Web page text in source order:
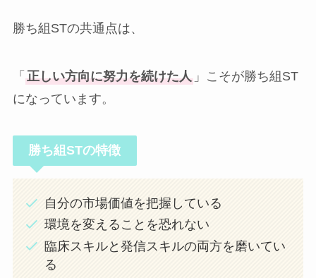
勝ち組STの共通点は、
「 正しい方向に努力を続けた人」こそが勝ち組ST
になっています。
勝ち組STの特徴
自分の市場価値を把握している
環境を変えることを恐れない
臨床スキルと発信スキルの両方を磨いてい
る